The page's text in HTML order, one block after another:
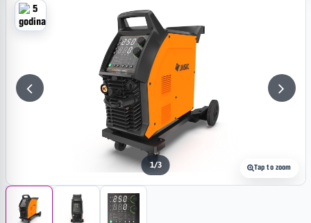
Tap to zoom
1/3